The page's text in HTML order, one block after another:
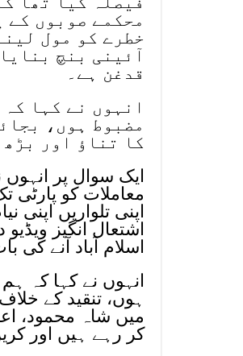
محکمے صوبوں کے
خطرے کو مول
آئینی بنچ
قدغن ہے۔
انہوں نے کہا
مضبوط ہوں،
کا تناؤ اور
ایک سوال پر
معاملات کو
اپنی تلواریں
اشتعال انگیز
اسلام آباد آنے کی
انہوں نے کہا کہ
ہوں، تنقید کے
میں شاہ محمود،
کر رہے ہیں اور